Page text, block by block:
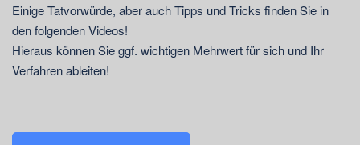
Einige Tatvorwürde, aber auch Tipps und Tricks finden Sie in
den folgenden Videos!
Hieraus können Sie ggf. wichtigen Mehrwert für sich und Ihr
Verfahren ableiten!